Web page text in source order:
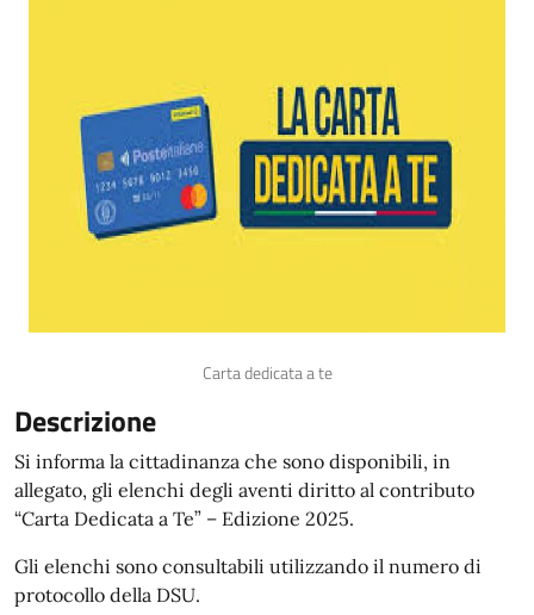
Carta dedicata a te
Descrizione
Si informa la cittadinanza che sono disponibili, in
allegato, gli elenchi degli aventi diritto al contributo
“Carta Dedicata a Te” – Edizione 2025.
Gli elenchi sono consultabili utilizzando il numero di
protocollo della DSU.